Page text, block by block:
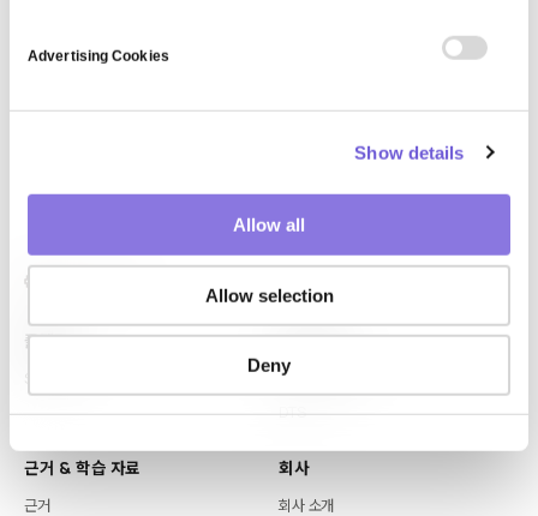
Advertising Cookies
Show details
Allow all
Allow selection
Deny
플랫폼 핵심 역량
LLM Capsule
DTS
근거 & 학습 자료
근거
회사
회사 소개